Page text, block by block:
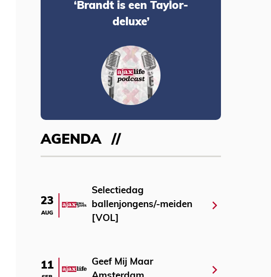
‘Brandt is een Taylor-
deluxe’
AGENDA
23
AUG
Selectiedag
ballenjongens/-meiden
[VOL]
11
Geef Mij Maar